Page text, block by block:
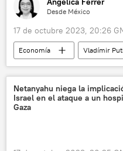
Desde México
17 de octubre 2023, 20:26
Economía Vladímir
📈 Mercados y finanzas
EEUU
💬 Opinión y
hegemonía
China
Netanyahu niega la
Israel en el ataque a un
Gaza